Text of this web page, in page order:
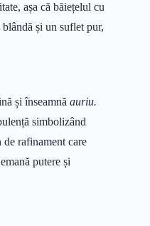
așa că băiețelul cu
și un suflet pur,
și înseamnă auriu.
simbolizând
rafinament care
putere și